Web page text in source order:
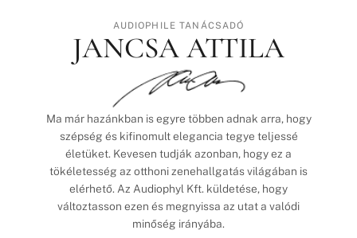
AUDIOPHILE TANÁCSADÓ
JANCSA ATTILA
Ma már hazánkban is egyre többen adnak arra, hogy
szépség és kifinomult elegancia tegye teljessé
életüket. Kevesen tudják azonban, hogy ez a
tökéletesség az otthoni zenehallgatás világában is
elérhető. Az Audiophyl Kft. küldetése, hogy
változtasson ezen és megnyissa az utat a valódi
minőség irányába.